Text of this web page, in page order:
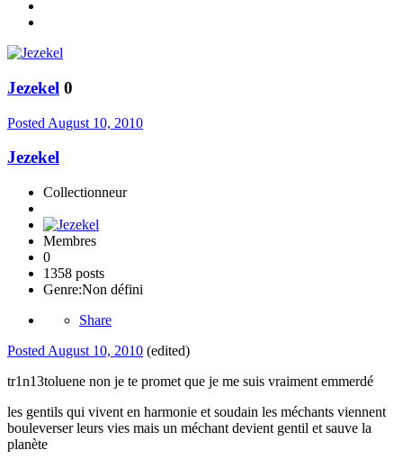
Jezekel 0
Posted August 10, 2010
Jezekel
Collectionneur
Membres
0
1358 posts
Genre:Non défini
Share
Posted August 10, 2010 (edited)
tr1n13toluene non je te promet que je me suis vraiment emmerdé
les gentils qui vivent en harmonie et soudain les méchants viennent
bouleverser leurs vies mais un méchant devient gentil et sauve la
planète